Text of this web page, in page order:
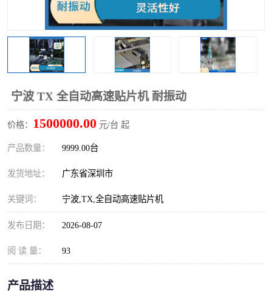
宁波 TX 全自动高速贴片机 耐振动
价格： 1500000.00 元/台 起
产品数量： 9999.00台
发货地址： 广东省深圳市
关键词： 宁波,TX,全自动高速贴片机
发布日期： 2026-08-07
阅 读 量： 93
产品描述